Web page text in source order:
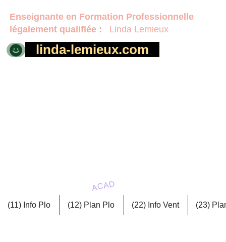
Enseignante en Formation Professionnelle
légalement qualifiée : Linda Lemieux
linda-lemieux.com
ACAD
(11) Info Plo (12) Plan Plo (22) Info Vent (23)